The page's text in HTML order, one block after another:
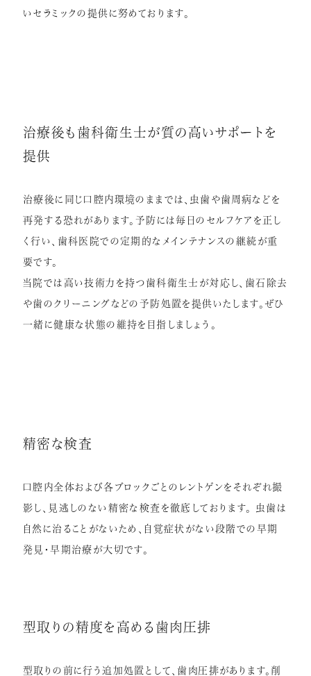
いセラミックの提供に努めております。
治療後も歯科衛生士が質の高いサポートを
提供
治療後に同じ口腔内環境のままでは、虫歯や歯周病などを
再発する恐れがあります。予防には毎日のセルフケアを正し
く行い、歯科医院での定期的なメインテナンスの継続が重
要です。
当院では高い技術力を持つ歯科衛生士が対応し、歯石除去
や歯のクリーニングなどの予防処置を提供いたします。ぜひ
一緒に健康な状態の維持を目指しましょう。
精密な検査
口腔内全体および各ブロックごとのレントゲンをそれぞれ撮
影し、見逃しのない精密な検査を徹底しております。 虫歯は
自然に治ることがないため、自覚症状がない段階での早期
発見・早期治療が大切です。
型取りの精度を高める歯肉圧排
型取りの前に行う追加処置として、歯肉圧排があります。削